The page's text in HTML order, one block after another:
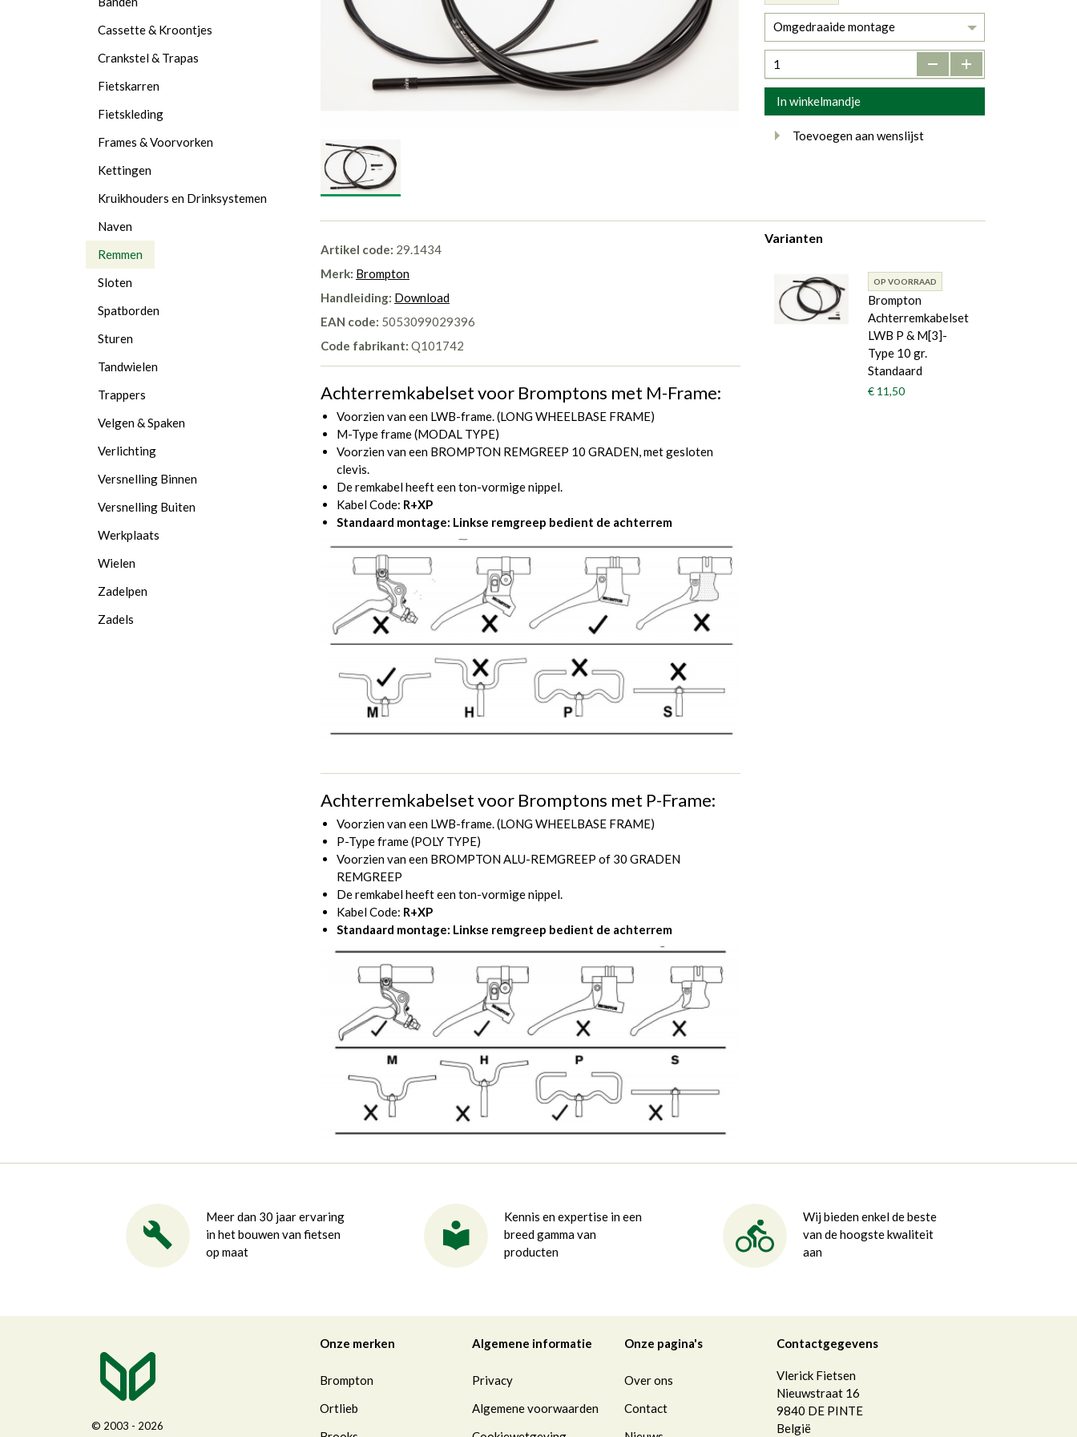
Omgedraaide montage
- +
In winkelmandje
Toevoegen aan wenslijst
Artikel code: 29.1434
Merk: Brompton
Handleiding: Download
EAN code: 5053099029396
Code fabrikant: Q101742
Achterremkabelset voor Bromptons met M-Frame:
Voorzien van een LWB-frame. (LONG WHEELBASE FRAME)
M-Type frame (MODAL TYPE)
Voorzien van een BROMPTON REMGREEP 10 GRADEN, met gesloten
clevis.
De remkabel heeft een ton-vormige nippel.
Kabel Code: R+XP
Standaard montage: Linkse remgreep bedient de achterrem
Achterremkabelset voor Bromptons met P-Frame:
Voorzien van een LWB-frame. (LONG WHEELBASE FRAME)
P-Type frame (POLY TYPE)
Voorzien van een BROMPTON ALU-REMGREEP of 30 GRADEN
REMGREEP
De remkabel heeft een ton-vormige nippel.
Kabel Code: R+XP
Standaard montage: Linkse remgreep bedient de achterrem
Varianten
OP VOORRAAD
Brompton
Achterremkabelset
LWB P & M[3]-
Type 10 gr.
Standaard
€ 11,50
Cassette & Kroontjes
Crankstel & Trapas
Fietskarren
Fietskleding
Frames & Voorvorken
Kettingen
Kruikhouders en Drinksystemen
Naven
Remmen
Sloten
Spatborden
Sturen
Tandwielen
Trappers
Velgen & Spaken
Verlichting
Versnelling Binnen
Versnelling Buiten
Werkplaats
Wielen
Zadelpen
Zadels
Meer dan 30 jaar ervaring
in het bouwen van fietsen
op maat
Kennis en expertise in een
breed gamma van
producten
Wij bieden enkel de beste
van de hoogste kwaliteit
aan
© 2003 - 2026
Onze merken
Brompton
Ortlieb
Algemene informatie
Privacy
Algemene voorwaarden
Onze pagina's
Over ons
Contact
Contactgegevens
Vlerick Fietsen
Nieuwstraat 16
9840 DE PINTE
België